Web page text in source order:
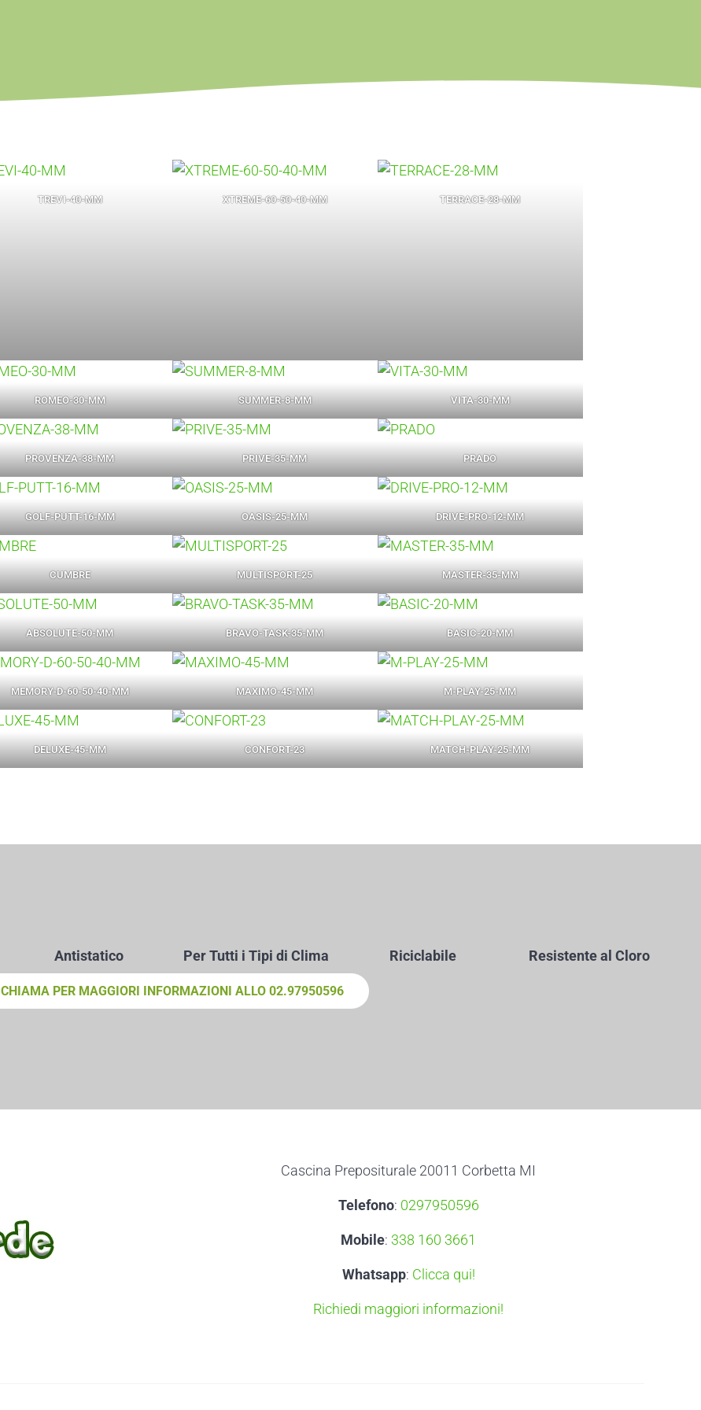
TREVI-40-MM XTREME-60-50-40-MM TERRACE-28-MM
ROMEO-30-MM SUMMER-8-MM VITA-30-MM
PROVENZA-38-MM PRIVE-35-MM PRADO
GOLF-PUTT-16-MM OASIS-25-MM DRIVE-PRO-12-MM
CUMBRE MULTISPORT-25 MASTER-35-MM
ABSOLUTE-50-MM BRAVO-TASK-35-MM BASIC-20-MM
MEMORY-D-60-50-40-MM MAXIMO-45-MM M-PLAY-25-MM
DELUXE-45-MM CONFORT-23 MATCH-PLAY-25-MM
Antistatico Per Tutti i Tipi di Clima Riciclabile Resistente al Cloro
CHIAMA PER MAGGIORI INFORMAZIONI ALLO 02.97950596
Cascina Prepositurale 20011 Corbetta MI
Telefono: 0297950596
Mobile: 338 160 3661
Whatsapp: Clicca qui!
Richiedi maggiori informazioni!